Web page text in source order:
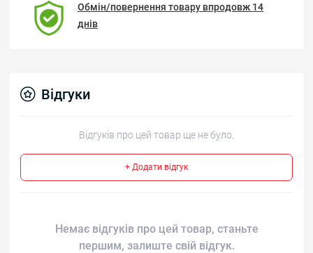
Обмін/повернення товару впродовж 14
днів
Відгуки
Відгуків про цей товар ще не було.
+ Додати відгук
Немає відгуків про цей товар, станьте
першим, залиште свій відгук.